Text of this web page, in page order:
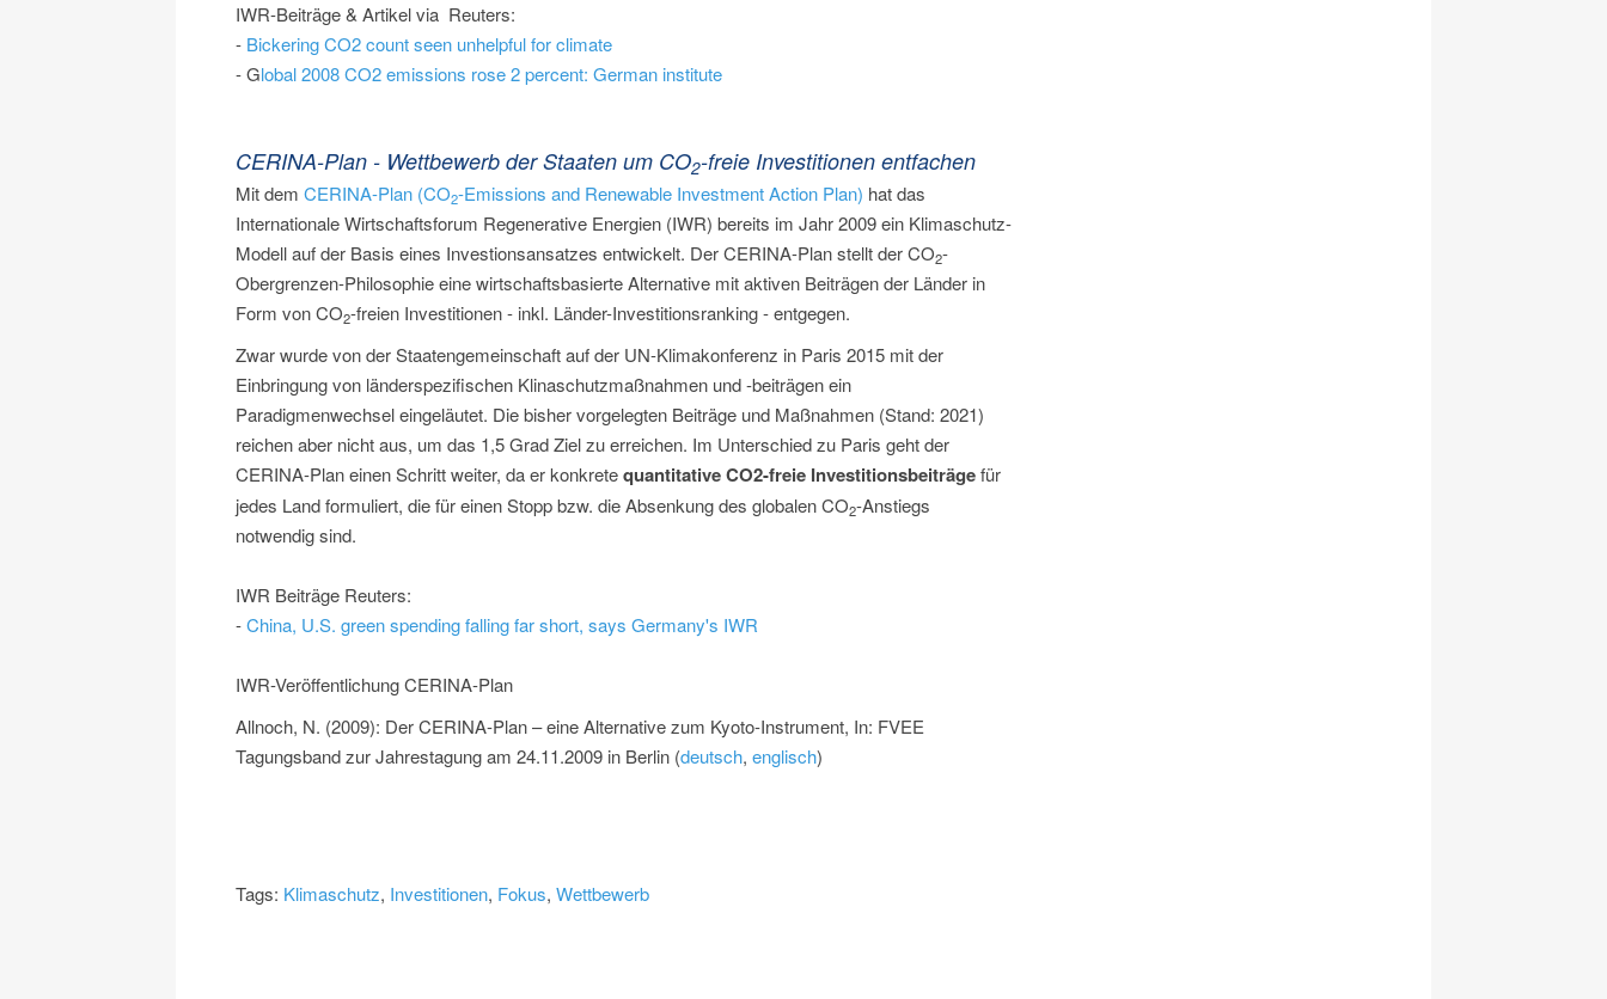
IWR-Beiträge & Artikel via Reuters:
- Bickering CO2 count seen unhelpful for climate
- Global 2008 CO2 emissions rose 2 percent: German institute
CERINA-Plan - Wettbewerb der Staaten um CO2-freie Investitionen entfachen
Mit dem CERINA-Plan (CO2-Emissions and Renewable Investment Action Plan) hat das
Internationale Wirtschaftsforum Regenerative Energien (IWR) bereits im Jahr 2009 ein Klimaschutz-
Modell auf der Basis eines Investionsansatzes entwickelt. Der CERINA-Plan stellt der CO2-
Obergrenzen-Philosophie eine wirtschaftsbasierte Alternative mit aktiven Beiträgen der Länder in
Form von CO2-freien Investitionen - inkl. Länder-Investitionsranking - entgegen.
Zwar wurde von der Staatengemeinschaft auf der UN-Klimakonferenz in Paris 2015 mit der
Einbringung von länderspezifischen Klinaschutzmaßnahmen und -beiträgen ein
Paradigmenwechsel eingeläutet. Die bisher vorgelegten Beiträge und Maßnahmen (Stand: 2021)
reichen aber nicht aus, um das 1,5 Grad Ziel zu erreichen. Im Unterschied zu Paris geht der
CERINA-Plan einen Schritt weiter, da er konkretequantitative CO2-freie Investitionsbeiträgefür
jedes Land formuliert, die für einen Stopp bzw. die Absenkung des globalen CO2-Anstiegs
notwendig sind.
IWR Beiträge Reuters:
-China, U.S. green spending falling far short, says Germany's IWR
IWR-Veröffentlichung CERINA-Plan
Allnoch, N. (2009): Der CERINA-Plan – eine Alternative zum Kyoto-Instrument, In: FVEE
Tagungsband zur Jahrestagung am 24.11.2009 in Berlin (deutsch, englisch)
Tags: Klimaschutz, Investitionen, Fokus, Wettbewerb